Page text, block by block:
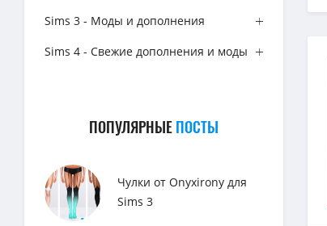
Sims 3 - Моды и дополнения
Sims 4 - Свежие дополнения и моды
ПОПУЛЯРНЫЕПОСТЫ
Чулки от Onyxirony для
Sims 3